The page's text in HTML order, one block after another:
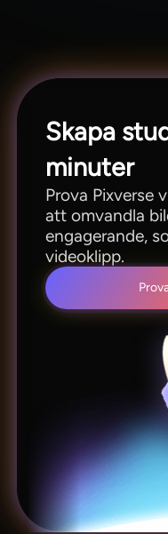
Skapa
minuter
Prova Pixverse
att omvandla
engagerande,
videoklipp.